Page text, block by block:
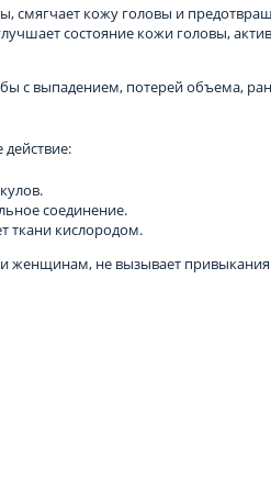
смягчает кожу головы и
состояние кожи головы,
с выпадением, потерей объема,
соединение.
ткани кислородом.
женщинам, не вызывает